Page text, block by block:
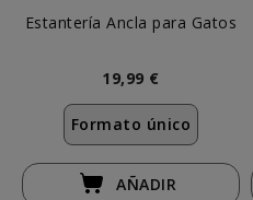
Estantería Ancla para Gatos
19,99 €
Formato único
AÑADIR